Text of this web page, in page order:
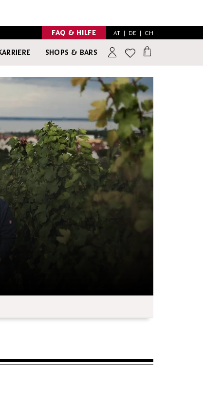
FAQ & HILFE AT | DE | CH
SHOPS & BARS
NO & LOW ALCOHOL